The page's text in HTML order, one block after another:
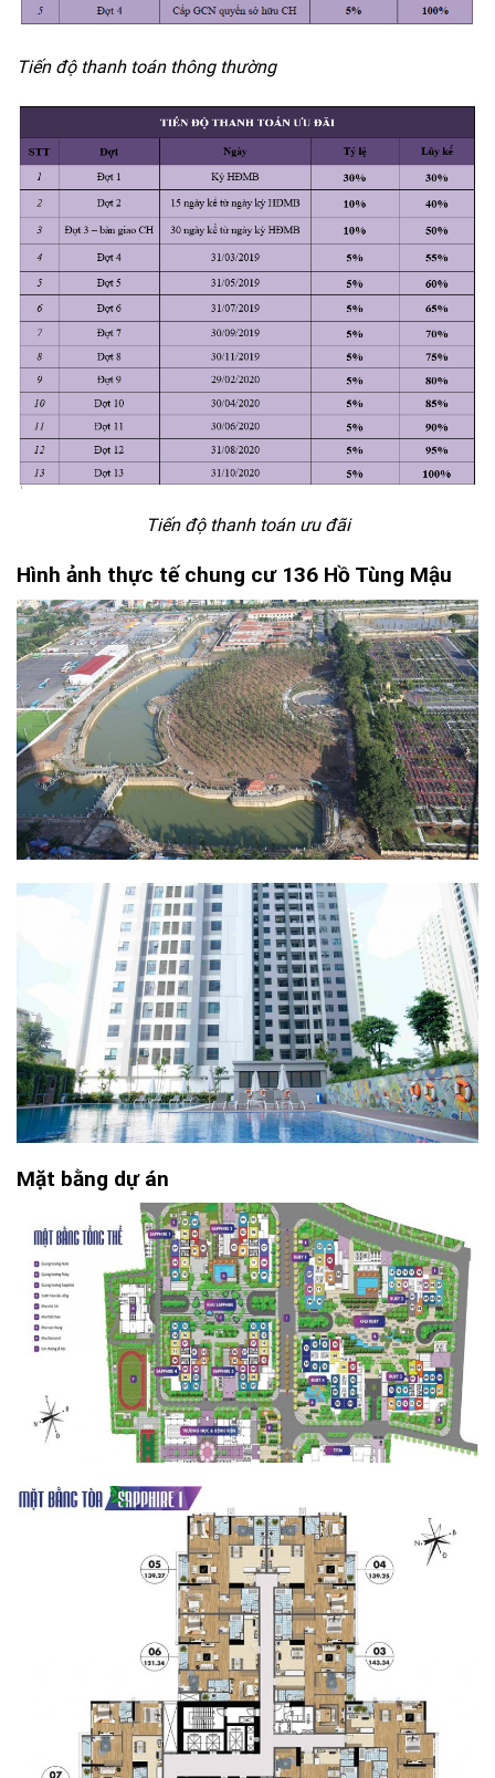
Tiến độ thanh toán thông thường
Tiến độ thanh toán ưu đãi
Hình ảnh thực tế chung cư 136 Hồ Tùng Mậu
Mặt bằng dự án